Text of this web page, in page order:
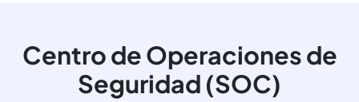
Centro de Operaciones de
Seguridad (SOC)